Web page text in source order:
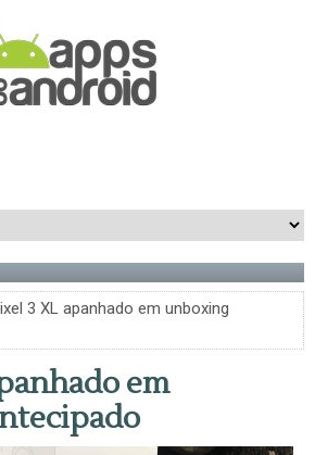
3 XL apanhado em unboxing
em